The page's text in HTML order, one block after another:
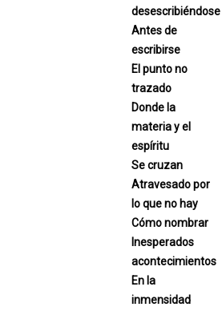
desescribiéndose
Antes de
escribirse
El punto no
trazado
Donde la
materia y el
espíritu
Se cruzan
Atravesado por
lo que no hay
Cómo nombrar
Inesperados
acontecimientos
En la
inmensidad